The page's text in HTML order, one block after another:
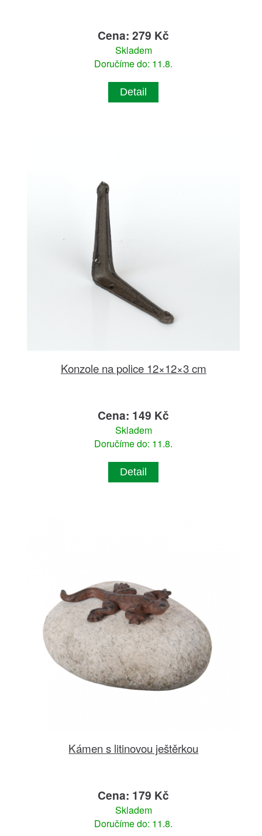
Cena: 279 Kč
Skladem
Doručíme do: 11.8.
Detail
Konzole na police 12×12×3 cm
Cena: 149 Kč
Skladem
Doručíme do: 11.8.
Detail
Kámen s litinovou ještěrkou
Cena: 179 Kč
Skladem
Doručíme do: 11.8.